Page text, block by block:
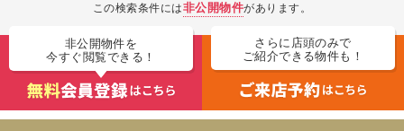
この検索条件には非公開物件があります。
非公開物件を
今すぐ閲覧できる！
さらに店頭のみで
ご紹介できる物件も！